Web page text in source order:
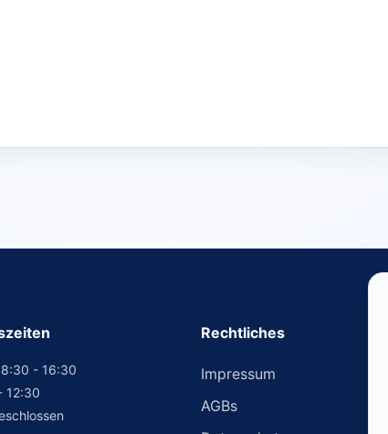
- 16:30
12:30
Rechtliches
Impressum
AGBs